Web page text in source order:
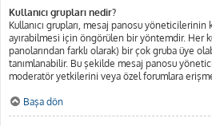
Kullanıcı grupları nedir?
Kullanıcı grupları, mesaj panosu yöneticilerinin
ayırabilmesi için öngörülen bir yöntemdir. Her
panolarından farklı olarak) bir çok gruba üye
tanımlanabilir. Bu şekilde mesaj panosu
moderatör yetkilerini veya özel forumlara
Başa dön